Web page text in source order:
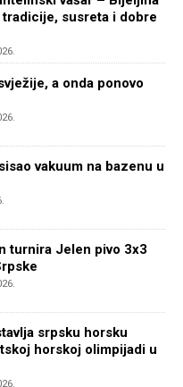
susreta i dobre
a onda ponovo
vakuum na bazenu u
turnira Jelen pivo 3x3
srpsku horsku
horskoj olimpijadi u